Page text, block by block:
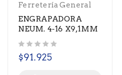
Ferretería General
ENGRAPADORA
NEUM. 4-16 X9,1MM
$91.925